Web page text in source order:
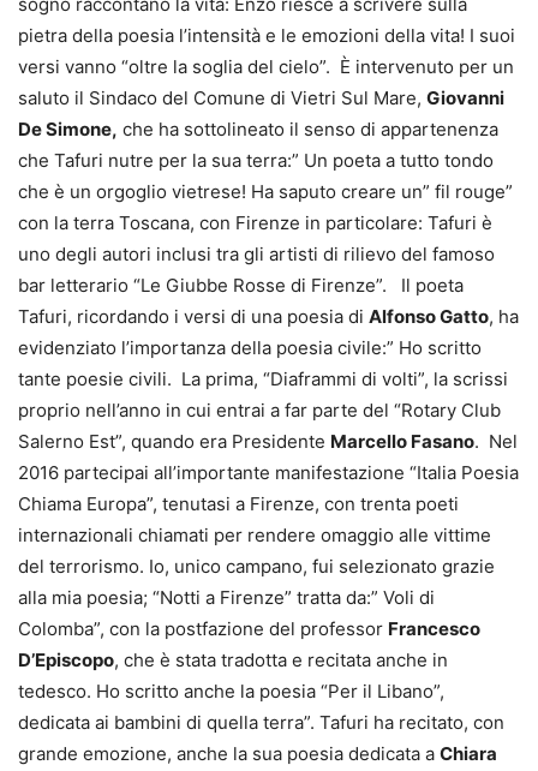
pietra della poesia l’intensità e le emozioni della vita! I suoi
versi vanno “oltre la soglia del cielo”. È intervenuto per un
saluto il Sindaco del Comune di Vietri Sul Mare, Giovanni
De Simone, che ha sottolineato il senso di appartenenza
che Tafuri nutre per la sua terra:” Un poeta a tutto tondo
che è un orgoglio vietrese! Ha saputo creare un” fil rouge”
con la terra Toscana, con Firenze in particolare: Tafuri è
uno degli autori inclusi tra gli artisti di rilievo del famoso
bar letterario “Le Giubbe Rosse di Firenze”. Il poeta
Tafuri, ricordando i versi di una poesia di Alfonso Gatto, ha
evidenziato l’importanza della poesia civile:” Ho scritto
tante poesie civili. La prima, “Diaframmi di volti”, la scrissi
proprio nell’anno in cui entrai a far parte del “Rotary Club
Salerno Est”, quando era Presidente Marcello Fasano. Nel
2016 partecipai all’importante manifestazione “Italia Poesia
Chiama Europa”, tenutasi a Firenze, con trenta poeti
internazionali chiamati per rendere omaggio alle vittime
del terrorismo. Io, unico campano, fui selezionato grazie
alla mia poesia; “Notti a Firenze” tratta da:” Voli di
Colomba”, con la postfazione del professor Francesco
D’Episcopo, che è stata tradotta e recitata anche in
tedesco. Ho scritto anche la poesia “Per il Libano”,
dedicata ai bambini di quella terra”. Tafuri ha recitato, con
grande emozione, anche la sua poesia dedicata a Chiara